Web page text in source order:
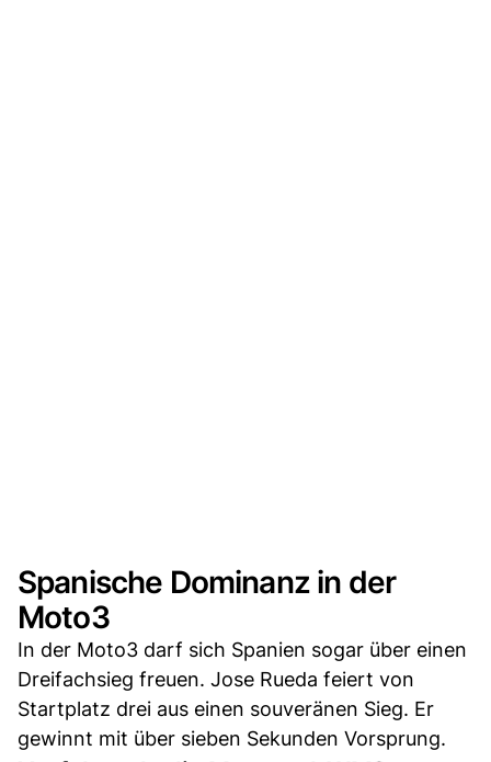
Spanische Dominanz in der
Moto3
In der Moto3 darf sich Spanien sogar über einen
Dreifachsieg freuen. Jose Rueda feiert von
Startplatz drei aus einen souveränen Sieg. Er
gewinnt mit über sieben Sekunden Vorsprung.